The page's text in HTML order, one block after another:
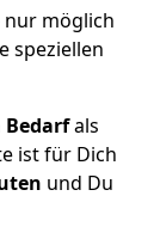
nur möglich
speziellen
als
ist für Dich
und Du